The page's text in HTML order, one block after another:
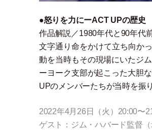
●怒りを力にーACT UPの歴史
作品解説／1980年代と90年代
文字通り命をかけて立ち向か
動を当時もその現場にいたジム
ーヨーク支部が起こった大胆
UPのメンバーたちが当時を振
2022年4月26日 （ 火 ） 20:00〜
ゲスト：ジム ・ハバード監督 （